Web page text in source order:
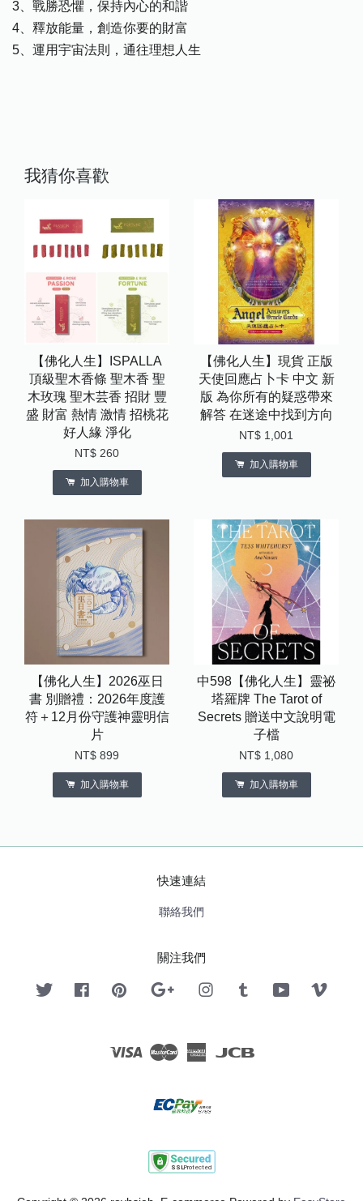
3、戰勝恐懼，保持內心的和諧
4、釋放能量，創造你要的財富
5、運用宇宙法則，通往理想人生
我猜你喜歡
【佛化人生】ISPALLA
頂級聖木香條 聖木香 聖
木玫瑰 聖木芸香 招財 豐
盛 財富 熱情 激情 招桃花
好人緣 淨化
NT$ 260
加入購物車
【佛化人生】現貨 正版
天使回應占卜卡 中文 新
版 為你所有的疑惑帶來
解答 在迷途中找到方向
NT$ 1,001
加入購物車
【佛化人生】2026巫日
書 別贈禮：2026年度護
符＋12月份守護神靈明信
片
NT$ 899
加入購物車
中598【佛化人生】靈祕
塔羅牌 The Tarot of
Secrets 贈送中文說明電
子檔
NT$ 1,080
加入購物車
快速連結
聯絡我們
關注我們
Twitter FacebookPinterest Google InstagramTumblr YouTube
Visa Master American